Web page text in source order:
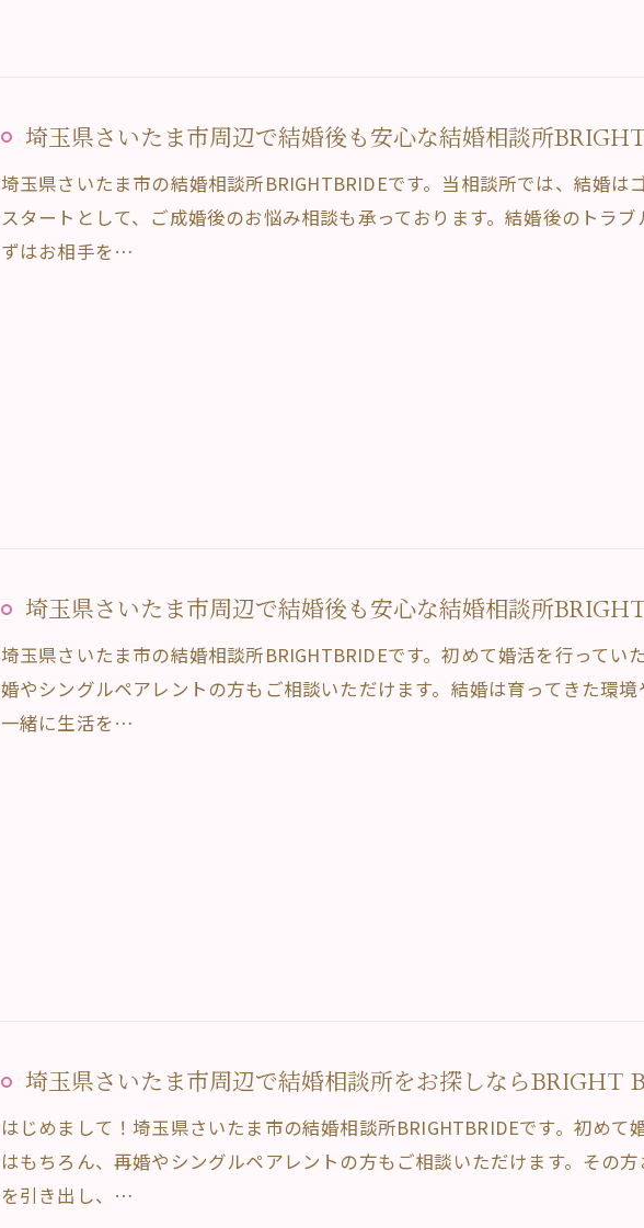
埼玉県さいたま市周辺で結婚後も安心な結婚相談所
埼玉県さいたま市の結婚相談所BRIGHTBRIDEです。当相談所では、結婚は
スタートとして、ご成婚後のお悩み相談も承っております。結婚後のトラ
ずはお相手を…
埼玉県さいたま市周辺で結婚後も安心な結婚相談所
埼玉県さいたま市の結婚相談所BRIGHTBRIDEです。初めて婚活を行ってい
婚やシングルペアレントの方もご相談いただけます。結婚は育ってきた環
一緒に生活を…
埼玉県さいたま市周辺で結婚相談所をお探しならBRIGHT
はじめまして！埼玉県さいたま市の結婚相談所BRIGHTBRIDEです。初めて
はもちろん、再婚やシングルペアレントの方もご相談いただけます。その
を引き出し、…